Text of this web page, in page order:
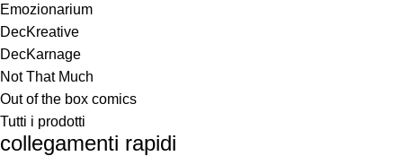
Emozionarium
DecKreative
DecKarnage
Not That Much
Out of the box comics
Tutti i prodotti
collegamenti rapidi